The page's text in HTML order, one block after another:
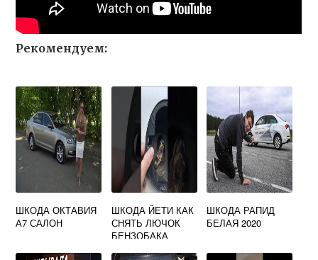
Рекомендуем:
ШКОДА ОКТАВИЯ
А7 САЛОН
ШКОДА ЙЕТИ КАК
СНЯТЬ ЛЮЧОК
БЕНЗОБАКА
ШКОДА РАПИД
БЕЛАЯ 2020